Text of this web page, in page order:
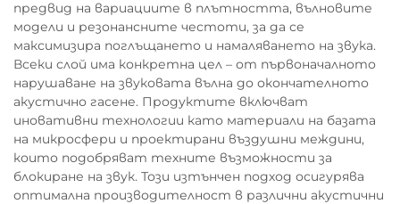
предвид на вариациите в плътността, вълновите
модели и резонансните честоти, за да се
максимизира поглъщането и намаляването на звука.
Всеки слой има конкретна цел – от първоначалното
нарушаване на звуковата вълна до окончателното
акустично гасене. Продуктите включват
иновативни технологии като материали на базата
на микросфери и проектирани въздушни междини,
които подобряват техните възможности за
блокиране на звук. Този изтънчен подход осигурява
оптимална производителност в различни акустични